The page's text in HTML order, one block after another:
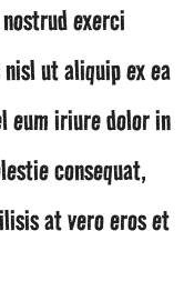
exerci
ut aliquip ex ea
eum iriure dolor in
consequat,
at vero eros et